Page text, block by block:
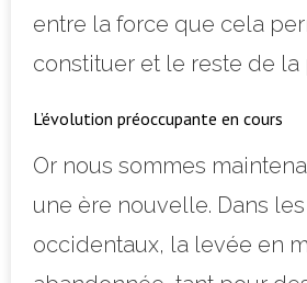
entre la force que cela
constituer et le reste de la
L’évolution préoccupante en cours
Or nous sommes
une ère nouvelle. Dans
occidentaux, la levée en